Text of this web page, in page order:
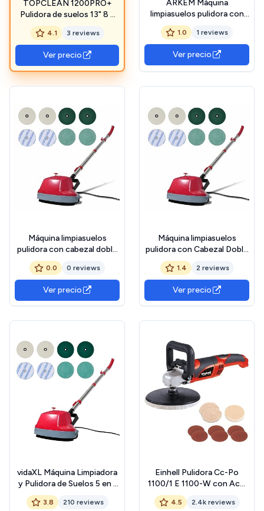
TOPCLEAN 1200PRO+
Pulidora de suelos 13" 8 L
Máquina abrillantadora
Abrillantadora monodisco
4.1 3 reviews
Ver precio
ARKEM Máquina
limpiasuelos pulidora con
Cabezal Doble 5 en 1
Maquina Abrillantadora
Suelo
1.0 1 reviews
Ver precio
Máquina limpiasuelos
pulidora con cabezal doble
5 en 1 Maquina
Abrillantadora Suelo
0.0 0 reviews
Ver precio
Máquina limpiasuelos
pulidora con Cabezal Doble
5 en 1 Maquina
Abrillantadora Suelo
1.4 2 reviews
Ver precio
vidaXL Máquina Limpiadora
y Pulidora de Suelos 5 en 1
Cabezal Doble Eléctrica
3.8 210 reviews
Einhell Pulidora Cc-Po
1100/1 E 1100-W con Acc.
Con Mal, Multicolor, 449 x
128 x 336 mm
4.5 2.4k reviews